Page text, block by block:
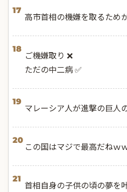
17
高市首相の機嫌を取るため
18
ご機嫌取り ❌
ただの中二病 ✅
19
マレーシア人が進撃の巨人
20
この国はマジで最高だねｗ
21
首相自身の子供の頃の夢を